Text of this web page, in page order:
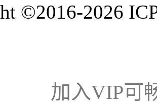
©2016-2026
加入VIP可